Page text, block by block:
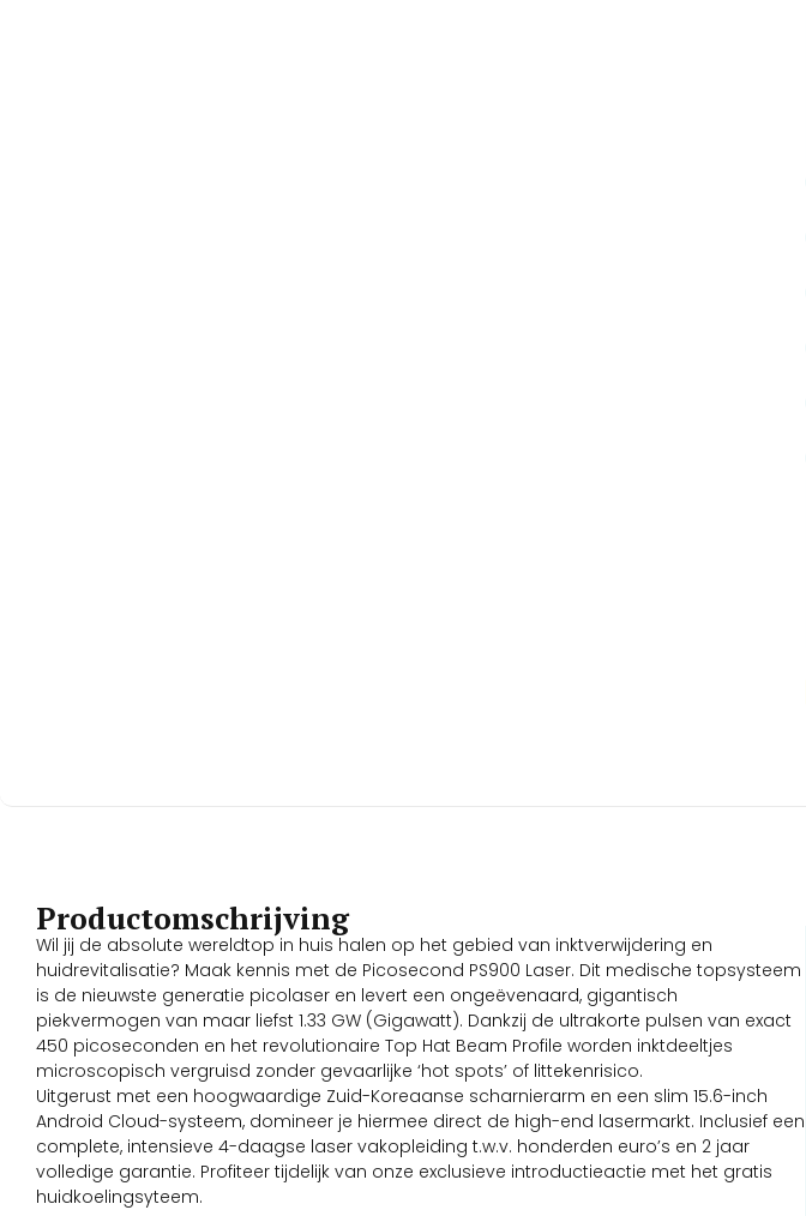
Productomschrijving
Wil jij de absolute wereldtop in huis halen op het gebied van inktverwijdering en
huidrevitalisatie? Maak kennis met de Picosecond PS900 Laser. Dit medische topsysteem
is de nieuwste generatie picolaser en levert een ongeëvenaard, gigantisch
piekvermogen van maar liefst 1.33 GW (Gigawatt). Dankzij de ultrakorte pulsen van exact
450 picoseconden en het revolutionaire Top Hat Beam Profile worden inktdeeltjes
microscopisch vergruisd zonder gevaarlijke ‘hot spots’ of littekenrisico.
Uitgerust met een hoogwaardige Zuid-Koreaanse scharnierarm en een slim 15.6-inch
Android Cloud-systeem, domineer je hiermee direct de high-end lasermarkt. Inclusief een
complete, intensieve 4-daagse laser vakopleiding t.w.v. honderden euro’s en 2 jaar
volledige garantie. Profiteer tijdelijk van onze exclusieve introductieactie met het gratis
huidkoelingsyteem.